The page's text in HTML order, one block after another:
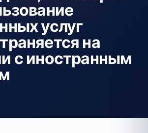
услуг
на
с иностранным